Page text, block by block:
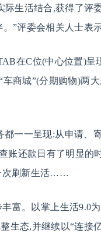
生活结合,获得了评
”评委会相关人士表示
在C位(中心位置)
商城”(分期购物)两
都一一呈现:从申请
账还款日有了明显的
次刷新生活……
富。以掌上生活9.0
生态,并继续以“连接